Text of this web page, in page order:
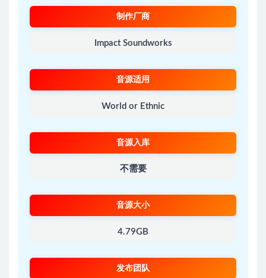
制作厂商
Impact Soundworks
音源适用
World or Ethnic
音源入库
不需要
音源大小
4.79GB
发布团队